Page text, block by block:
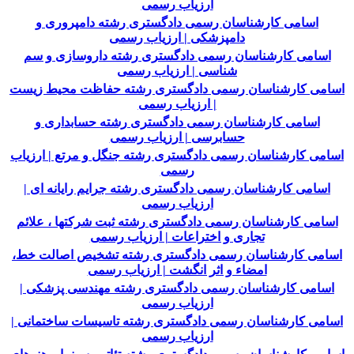
ارزیاب رسمی
اسامی کارشناسان رسمی دادگستری رشته دامپروری و
دامپزشکی | ارزیاب رسمی
اسامی کارشناسان رسمی دادگستری رشته داروسازی و سم
شناسی | ارزیاب رسمی
اسامی کارشناسان رسمی دادگستری رشته حفاظت محیط زیست
| ارزیاب رسمی
اسامی کارشناسان رسمی دادگستری رشته حسابداری و
حسابرسی | ارزیاب رسمی
اسامی کارشناسان رسمی دادگستری رشته جنگل و مرتع | ارزیاب
رسمی
اسامی کارشناسان رسمی دادگستری رشته جرایم رایانه ای |
ارزیاب رسمی
اسامی کارشناسان رسمی دادگستری رشته ثبت شرکتها ، علائم
تجاری و اختراعات | ارزیاب رسمی
اسامی کارشناسان رسمی دادگستری رشته تشخیص اصالت خط،
امضاء و اثر انگشت | ارزیاب رسمی
اسامی کارشناسان رسمی دادگستری رشته مهندسی پزشکی |
ارزیاب رسمی
اسامی کارشناسان رسمی دادگستری رشته تاسیسات ساختمانی |
ارزیاب رسمی